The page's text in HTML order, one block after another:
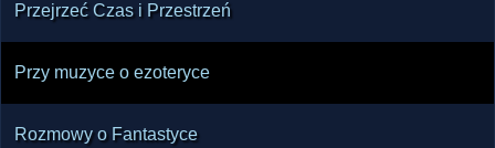
Przejrzeć Czas i Przestrzeń
Przy muzyce o ezoteryce
Rozmowy o Fantastyce